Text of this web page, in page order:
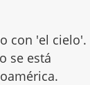
con 'el cielo'.
se está